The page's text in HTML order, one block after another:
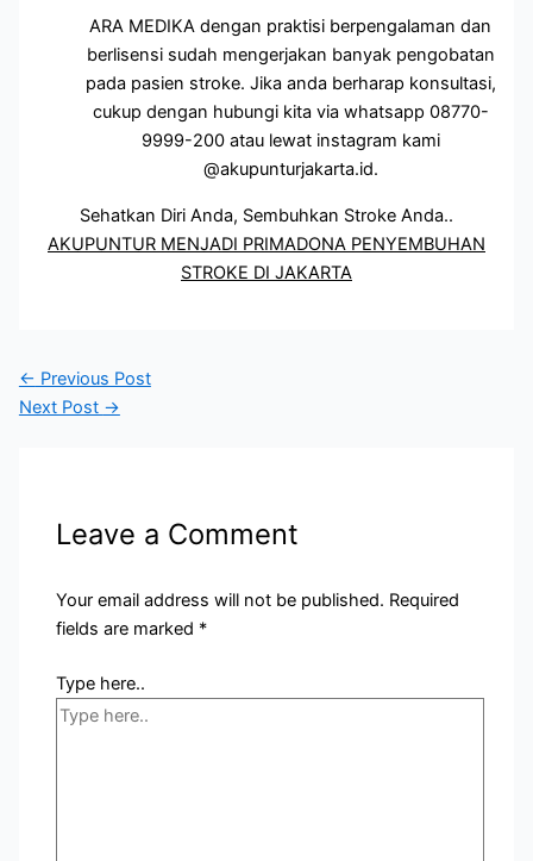
ARA MEDIKA dengan praktisi berpengalaman dan
berlisensi sudah mengerjakan banyak pengobatan
pada pasien stroke. Jika anda berharap konsultasi,
cukup dengan hubungi kita via whatsapp 08770-
9999-200 atau lewat instagram kami
@akupunturjakarta.id.
Sehatkan Diri Anda, Sembuhkan Stroke Anda..
AKUPUNTUR MENJADI PRIMADONA PENYEMBUHAN
STROKE DI JAKARTA
← Previous Post
Next Post →
Leave a Comment
Your email address will not be published. Required
fields are marked *
Type here..